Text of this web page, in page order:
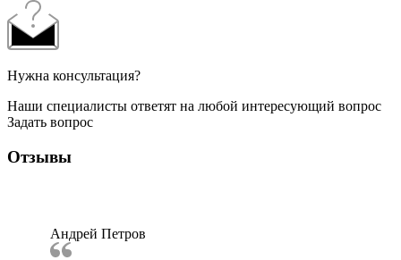
Нужна консультация?
Наши специалисты ответят на любой интересующий вопрос
Задать вопрос
Отзывы
Андрей Петров